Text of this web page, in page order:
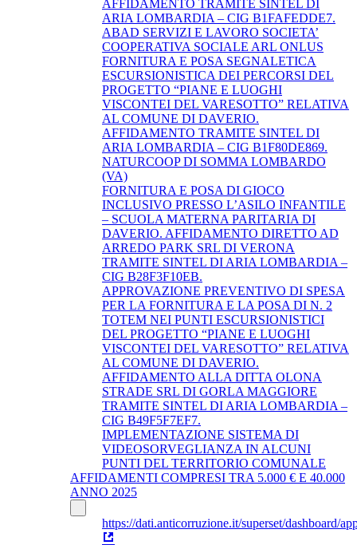
AFFIDAMENTO TRAMITE SINTEL DI
ARIA LOMBARDIA – CIG B1FAFEDDE7.
ABAD SERVIZI E LAVORO SOCIETA’
COOPERATIVA SOCIALE ARL ONLUS
FORNITURA E POSA SEGNALETICA
ESCURSIONISTICA DEI PERCORSI DEL
PROGETTO “PIANE E LUOGHI
VISCONTEI DEL VARESOTTO” RELATIVA
AL COMUNE DI DAVERIO.
AFFIDAMENTO TRAMITE SINTEL DI
ARIA LOMBARDIA – CIG B1F80DE869.
NATURCOOP DI SOMMA LOMBARDO
(VA)
FORNITURA E POSA DI GIOCO
INCLUSIVO PRESSO L’ASILO INFANTILE
– SCUOLA MATERNA PARITARIA DI
DAVERIO. AFFIDAMENTO DIRETTO AD
ARREDO PARK SRL DI VERONA
TRAMITE SINTEL DI ARIA LOMBARDIA –
CIG B28F3F10EB.
APPROVAZIONE PREVENTIVO DI SPESA
PER LA FORNITURA E LA POSA DI N. 2
TOTEM NEI PUNTI ESCURSIONISTICI
DEL PROGETTO “PIANE E LUOGHI
VISCONTEI DEL VARESOTTO” RELATIVA
AL COMUNE DI DAVERIO.
AFFIDAMENTO ALLA DITTA OLONA
STRADE SRL DI GORLA MAGGIORE
TRAMITE SINTEL DI ARIA LOMBARDIA –
CIG B49F5F7EF7.
IMPLEMENTAZIONE SISTEMA DI
VIDEOSORVEGLIANZA IN ALCUNI
PUNTI DEL TERRITORIO COMUNALE
AFFIDAMENTI COMPRESI TRA 5.000 € E 40.000
ANNO 2025
https://dati.anticorruzione.it/superset/dashboard/